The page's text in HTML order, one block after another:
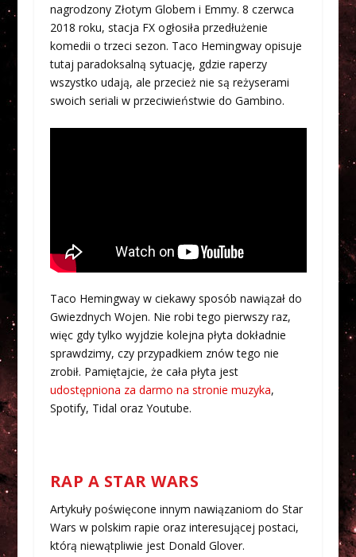
nagrodzony Złotym Globem i Emmy. 8 czerwca
2018 roku, stacja FX ogłosiła przedłużenie
komedii o trzeci sezon. Taco Hemingway opisuje
tutaj paradoksalną sytuację, gdzie raperzy
wszystko udają, ale przecież nie są reżyserami
swoich seriali w przeciwieństwie do Gambino.
Taco Hemingway w ciekawy sposób nawiązał do
Gwiezdnych Wojen. Nie robi tego pierwszy raz,
więc gdy tylko wyjdzie kolejna płyta dokładnie
sprawdzimy, czy przypadkiem znów tego nie
zrobił. Pamiętajcie, że cała płyta jest
udostępniona za darmo na stronie muzyka,
Spotify, Tidal oraz Youtube.
RAP A STAR WARS
Artykuły poświęcone innym nawiązaniom do Star
Wars w polskim rapie oraz interesującej postaci,
którą niewątpliwie jest Donald Glover.